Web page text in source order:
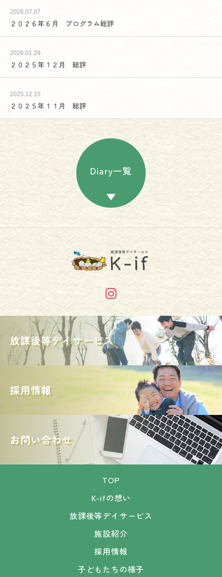
2026.07.07
２０２６年６月 プログラム総評
2026.01.29
２０２５年１２月 総評
2025.12.15
２０２５年１１月 総評
Diary一覧
放課後等デイサービス
採用情報
お問い合わせ
TOP
K-ifの想い
放課後等デイサービス
施設紹介
採用情報
子どもたちの様子